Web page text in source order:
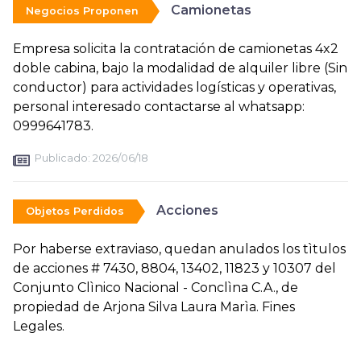
Negocios Proponen Camionetas
Empresa solicita la contratación de camionetas 4x2
doble cabina, bajo la modalidad de alquiler libre (Sin
conductor) para actividades logísticas y operativas,
personal interesado contactarse al whatsapp:
0999641783.
Publicado: 2026/06/18
Objetos Perdidos Acciones
Por haberse extraviaso, quedan anulados los tìtulos
de acciones # 7430, 8804, 13402, 11823 y 10307 del
Conjunto Clìnico Nacional - Conclìna C.A., de
propiedad de Arjona Silva Laura Marìa. Fines
Legales.